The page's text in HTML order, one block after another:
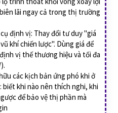
lãi ngay cả trong thị trường
định vị: Thay đổi tư duy "giá
khí chiến lược". Dùng giá để
vị thế thương hiệu và tối đa
các kịch bản ứng phó khi ở
khi nào nên thích nghi, khi
để bảo vệ thị phần mà